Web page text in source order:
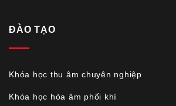
ĐÀO TẠO
Khóa học thu âm chuyên nghiệp
Khóa học hòa âm phối khí